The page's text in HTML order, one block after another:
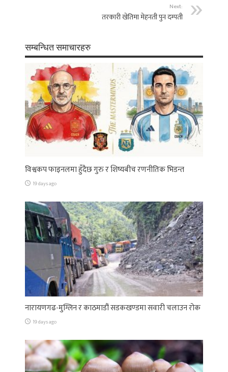
Next:
तरकारी खेतिमा मेहनती पुन दम्पती
सम्बन्धित समाचारहरु
विश्वकप फाइनलमा हुँदैछ गुरु र शिष्यबीच रणनीतिक भिडन्त
19 days ago
नारायणगढ-मुग्लिन र काठमाडौं सडकखण्डमा सवारी चलाउन रोक
19 days ago